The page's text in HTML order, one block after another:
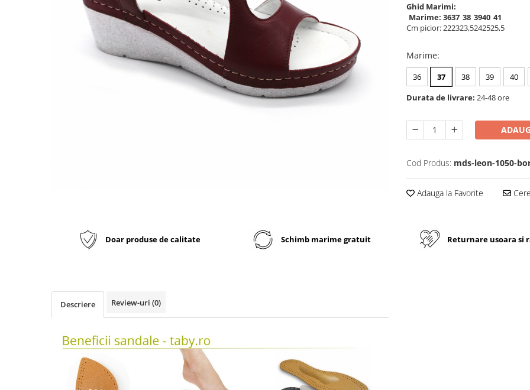
Ghid Marimi:
Marime: 3637 38 3940 41
Cm picior:222323,5242525,5
Marime:
36 37 38 39
40
Durata de livrare: 24-48 ore
Cod Produs: mds-leon-1050-
Adauga la Favorite
Doar produse de calitate Schimb marime gratuit Returnare usoara si
Descriere Review-uri (0)